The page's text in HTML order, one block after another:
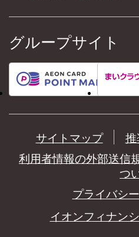
グループサイト
サイトマップ 推
利用者情報の外部送信
つ
プライバシ
イオンフィナン